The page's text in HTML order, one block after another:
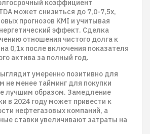
коэффициент
может снизиться до 7,0-7,5х,
прогнозов KMI и учитывая
эффект. Сделка
отношения чистого долга к
0,1х после включения показателя
актива за полный год.
умеренно позитивно для
не менее тайминг для покупки
лучшим образом. Замедление
в 2024 году может привести к
нефтегазовых компаний, а
ставки увеличивают затраты на